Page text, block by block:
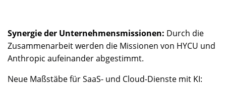
Synergie der Unternehmensmissionen: Durch die
Zusammenarbeit werden die Missionen von HYCU und
Anthropic aufeinander abgestimmt.
Neue Maßstäbe für SaaS- und Cloud-Dienste mit KI: